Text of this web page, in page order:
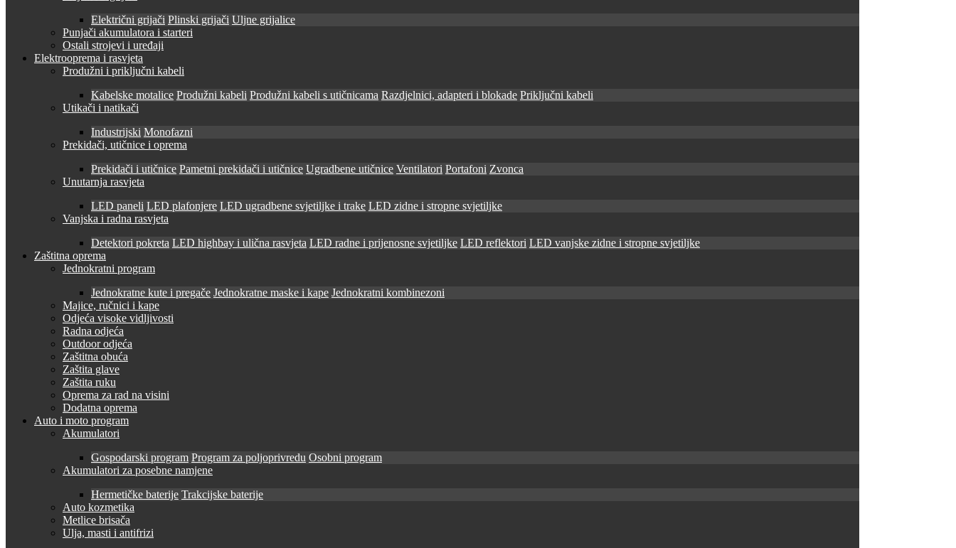
Električni grijači Plinski grijači Uljne grijalice
Punjači akumulatora i starteri
Ostali strojevi i uređaji
Elektrooprema i rasvjeta
Produžni i priključni kabeli
Kabelske motalice Produžni kabeli Produžni kabeli s utičnicama Razdjelnici, adapteri i blokade Priključni kabeli
Utikači i natikači
Industrijski Monofazni
Prekidači, utičnice i oprema
Prekidači i utičnice Pametni prekidači i utičnice Ugradbene utičnice Ventilatori Portafoni Zvonca
Unutarnja rasvjeta
LED paneli LED plafonjere LED ugradbene svjetiljke i trake LED zidne i stropne svjetiljke
Vanjska i radna rasvjeta
Detektori pokreta LED highbay i ulična rasvjeta LED radne i prijenosne svjetiljke LED reflektori LED vanjske zidne i stropne svjetiljke
Zaštitna oprema
Jednokratni program
Jednokratne kute i pregače Jednokratne maske i kape Jednokratni kombinezoni
Majice, ručnici i kape
Odjeća visoke vidljivosti
Radna odjeća
Outdoor odjeća
Zaštitna obuća
Zaštita glave
Zaštita ruku
Oprema za rad na visini
Dodatna oprema
Auto i moto program
Akumulatori
Gospodarski program Program za poljoprivredu Osobni program
Akumulatori za posebne namjene
Hermetičke baterije Trakcijske baterije
Auto kozmetika
Metlice brisača
Ulja, masti i antifrizi